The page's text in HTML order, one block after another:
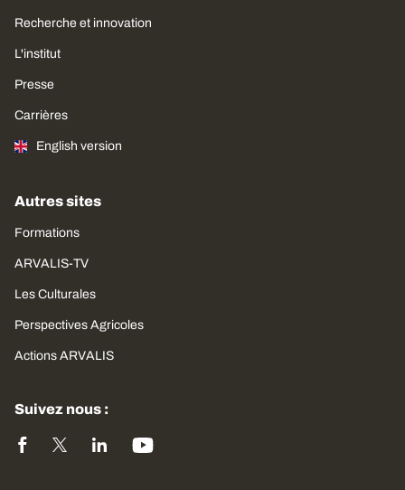
Recherche et innovation
L'institut
Presse
Carrières
English version
Autres sites
Formations
ARVALIS-TV
Les Culturales
Perspectives Agricoles
Actions ARVALIS
Suivez nous :